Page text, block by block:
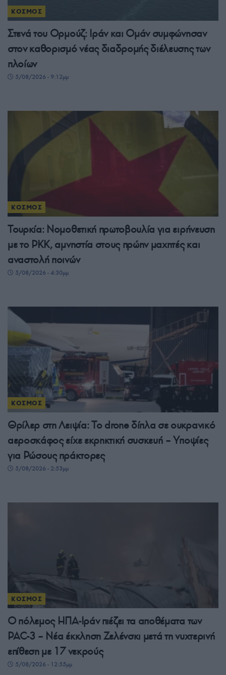
ΚΟΣΜΟΣ
Στενά του Ορμούζ: Ιράν και Ομάν συμφώνησαν
στον καθορισμό νέας διαδρομής διέλευσης των
πλοίων
5/08/2026 - 9:12μμ
ΚΟΣΜΟΣ
Τουρκία: Νομοθετική πρωτοβουλία για ειρήνευση
με το PKK, αμνηστία στους πρώην μαχητές και
αναστολή ποινών
5/08/2026 - 4:30μμ
ΚΟΣΜΟΣ
Θρίλερ στη Λειψία: Το drone δίπλα σε ουκρανικό
αεροσκάφος είχε εκρηκτική συσκευή – Υποψίες
για Ρώσους πράκτορες
5/08/2026 - 2:53μμ
ΚΟΣΜΟΣ
Ο πόλεμος ΗΠΑ-Ιράν πιέζει τα αποθέματα των
PAC-3 – Νέα έκκληση Ζελένσκι μετά τη νυχτερινή
επίθεση με 17 νεκρούς
5/08/2026 - 12:55μμ